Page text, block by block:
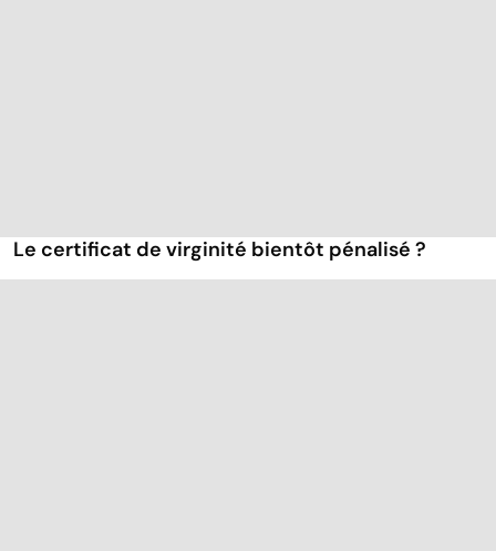
Le certificat de virginité bientôt pénalisé ?